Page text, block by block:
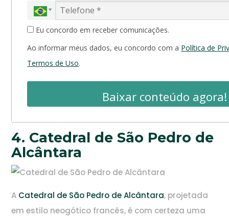
Eu concordo em receber comunicações.
Ao informar meus dados, eu concordo com a Política de
Termos de Uso.
Baixar conteúdo agora!
4. Catedral de São Pedro de
Alcântara
A Catedral de São Pedro de Alcântara, projetada
em estilo neogótico francês, é com certeza uma